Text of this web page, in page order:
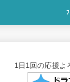
1日1回の応援よ